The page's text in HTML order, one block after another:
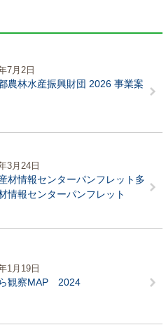
7月2日
農林水産振興財団 2026 事業案
3月24日
材情報センターパンフレット多
情報センターパンフレット
1月19日
観察MAP 2024